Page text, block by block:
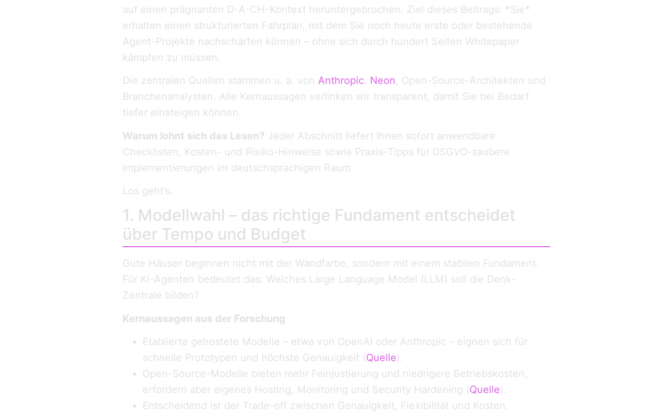
auf einen prägnanten D-A-CH-Kontext heruntergebrochen. Ziel dieses Beitrags: *Sie*
erhalten einen strukturierten Fahrplan, mit dem Sie noch heute erste oder bestehende
Agent-Projekte nachschärfen können – ohne sich durch hundert Seiten Whitepaper
kämpfen zu müssen.
Die zentralen Quellen stammen u. a. von Anthropic, Neon, Open-Source-Architekten und
Branchenanalysten. Alle Kernaussagen verlinken wir transparent, damit Sie bei Bedarf
tiefer einsteigen können.
Warum lohnt sich das Lesen? Jeder Abschnitt liefert Ihnen sofort anwendbare
Checklisten, Kosten- und Risiko-Hinweise sowie Praxis-Tipps für DSGVO-saubere
Implementierungen im deutschsprachigen Raum.
Los geht’s.
1. Modellwahl – das richtige Fundament entscheidet
über Tempo und Budget
Gute Häuser beginnen nicht mit der Wandfarbe, sondern mit einem stabilen Fundament.
Für KI-Agenten bedeutet das: Welches Large Language Model (LLM) soll die Denk-
Zentrale bilden?
Kernaussagen aus der Forschung
Etablierte gehostete Modelle – etwa von OpenAI oder Anthropic – eignen sich für
schnelle Prototypen und höchste Genauigkeit (Quelle).
Open-Source-Modelle bieten mehr Feinjustierung und niedrigere Betriebskosten,
erfordern aber eigenes Hosting, Monitoring und Security Hardening (Quelle).
Entscheidend ist der Trade-off zwischen Genauigkeit, Flexibilität und Kosten.